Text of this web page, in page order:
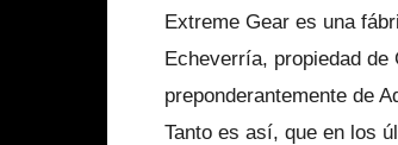
Extreme Gear es una
Echeverría, propiedad de
preponderantemente de
Tanto es así, que en los